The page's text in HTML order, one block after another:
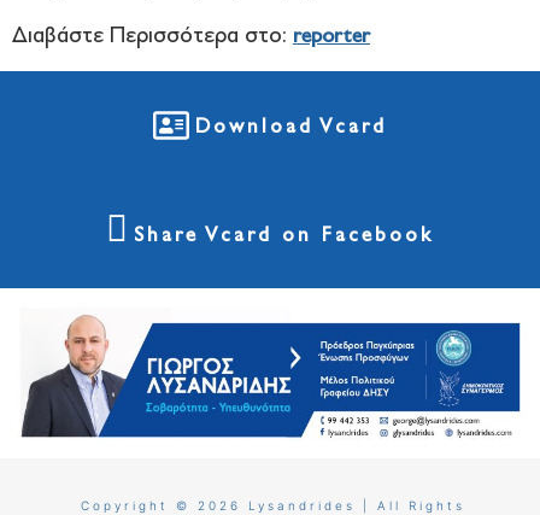
Διαβάστε Περισσότερα στο: reporter
Download Vcard
Share Vcard on Facebook
Copyright © 2026 Lysandrides | All Rights